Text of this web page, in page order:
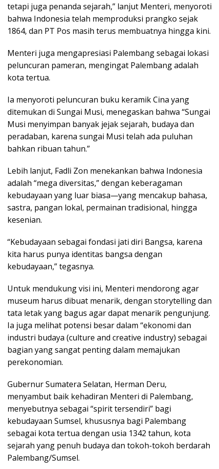
tetapi juga penanda sejarah,” lanjut Menteri, menyoroti
bahwa Indonesia telah memproduksi prangko sejak
1864, dan PT Pos masih terus membuatnya hingga kini.
Menteri juga mengapresiasi Palembang sebagai lokasi
peluncuran pameran, mengingat Palembang adalah
kota tertua.
Ia menyoroti peluncuran buku keramik Cina yang
ditemukan di Sungai Musi, menegaskan bahwa “Sungai
Musi menyimpan banyak jejak sejarah, budaya dan
peradaban, karena sungai Musi telah ada puluhan
bahkan ribuan tahun.”
Lebih lanjut, Fadli Zon menekankan bahwa Indonesia
adalah “mega diversitas,” dengan keberagaman
kebudayaan yang luar biasa—yang mencakup bahasa,
sastra, pangan lokal, permainan tradisional, hingga
kesenian.
“Kebudayaan sebagai fondasi jati diri Bangsa, karena
kita harus punya identitas bangsa dengan
kebudayaan,” tegasnya.
Untuk mendukung visi ini, Menteri mendorong agar
museum harus dibuat menarik, dengan storytelling dan
tata letak yang bagus agar dapat menarik pengunjung.
Ia juga melihat potensi besar dalam “ekonomi dan
industri budaya (culture and creative industry) sebagai
bagian yang sangat penting dalam memajukan
perekonomian.
Gubernur Sumatera Selatan, Herman Deru,
menyambut baik kehadiran Menteri di Palembang,
menyebutnya sebagai “spirit tersendiri” bagi
kebudayaan Sumsel, khususnya bagi Palembang
sebagai kota tertua dengan usia 1342 tahun, kota
sejarah yang penuh budaya dan tokoh-tokoh berdarah
Palembang/Sumsel.